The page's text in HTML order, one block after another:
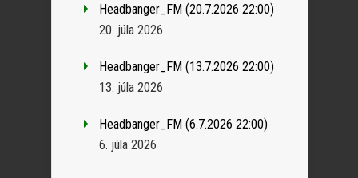
Headbanger_FM (20.7.2026 22:00)
20. júla 2026
Headbanger_FM (13.7.2026 22:00)
13. júla 2026
Headbanger_FM (6.7.2026 22:00)
6. júla 2026